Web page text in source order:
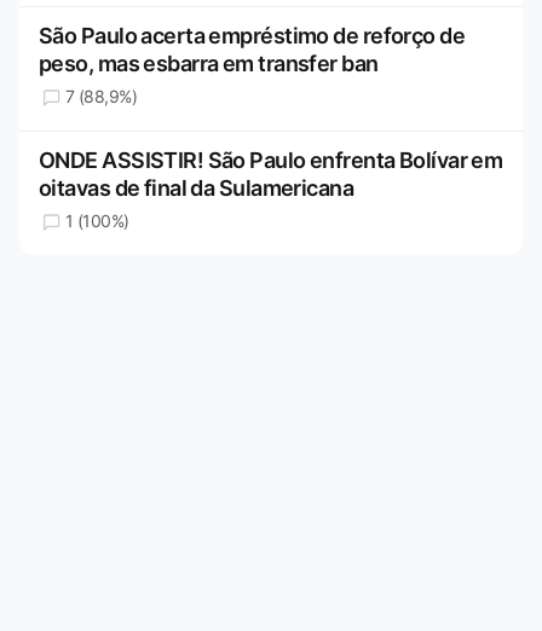
São Paulo acerta empréstimo de reforço de
peso, mas esbarra em transfer ban
7 (88,9%)
ONDE ASSISTIR! São Paulo enfrenta Bolívar em
oitavas de final da Sulamericana
1 (100%)